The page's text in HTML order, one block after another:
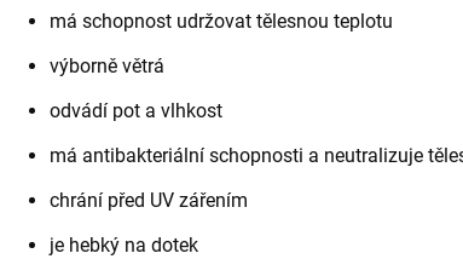
má schopnost udržovat tělesnou teplotu
výborně větrá
odvádí pot a vlhkost
má antibakteriální schopnosti a neutralizuje
chrání před UV zářením
je hebký na dotek